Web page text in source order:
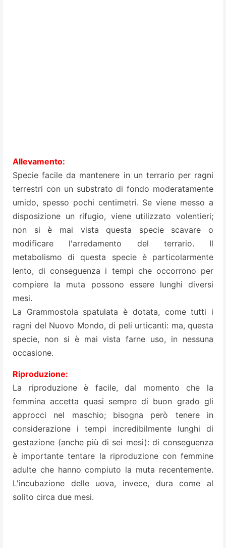
Allevamento:
Specie facile da mantenere in un terrario per ragni
terrestri con un substrato di fondo moderatamente
umido, spesso pochi centimetri. Se viene messo a
disposizione un rifugio, viene utilizzato volentieri;
non si è mai vista questa specie scavare o
modificare l'arredamento del terrario. Il
metabolismo di questa specie è particolarmente
lento, di conseguenza i tempi che occorrono per
compiere la muta possono essere lunghi diversi
mesi.
La Grammostola spatulata è dotata, come tutti i
ragni del Nuovo Mondo, di peli urticanti: ma, questa
specie, non si è mai vista farne uso, in nessuna
occasione.
Riproduzione:
La riproduzione è facile, dal momento che la
femmina accetta quasi sempre di buon grado gli
approcci nel maschio; bisogna però tenere in
considerazione i tempi incredibilmente lunghi di
gestazione (anche più di sei mesi): di conseguenza
è importantetentare la riproduzione con femmine
adulte che hanno compiuto la muta recentemente.
L'incubazione delle uova, invece, dura come al
solito circa due mesi.